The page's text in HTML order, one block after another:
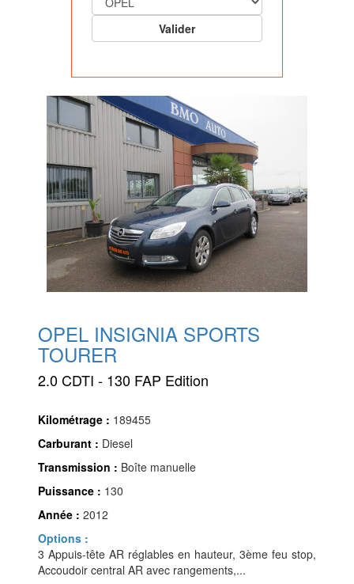
OPEL INSIGNIA SPORTS
TOURER
2.0 CDTI - 130 FAP Edition
Kilométrage : 189455
Carburant : Diesel
Transmission : Boîte manuelle
Puissance : 130
Année : 2012
Options :
3 Appuis-tête AR réglables en hauteur, 3ème feu stop,
Accoudoir central AR avec rangements,...